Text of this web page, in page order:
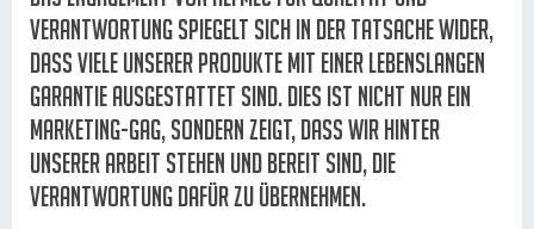
Verantwortung spiegelt sich in der Tatsache wider,
dass viele unserer Produkte mit einer lebenslangen
Garantie ausgestattet sind. Dies ist nicht nur ein
Marketing-Gag, sondern zeigt, dass wir hinter
unserer Arbeit stehen und bereit sind, die
Verantwortung dafür zu übernehmen.